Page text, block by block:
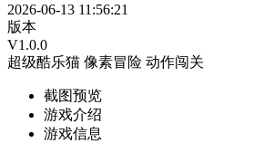
2026-06-13 11:56:21
版本
V1.0.0
超级酷乐猫 像素冒险 动作闯关
截图预览
游戏介绍
游戏信息